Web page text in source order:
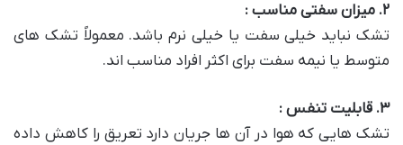
۲. میزان سفتی مناسب :
تشک نباید خیلی سفت یا خیلی نرم باشد. معمولاً تشک های
متوسط یا نیمه سفت برای اکثر افراد مناسب اند.
۳. قابلیت تنفس :
تشک هایی که هوا در آن ها جریان دارد تعریق را کاهش داده